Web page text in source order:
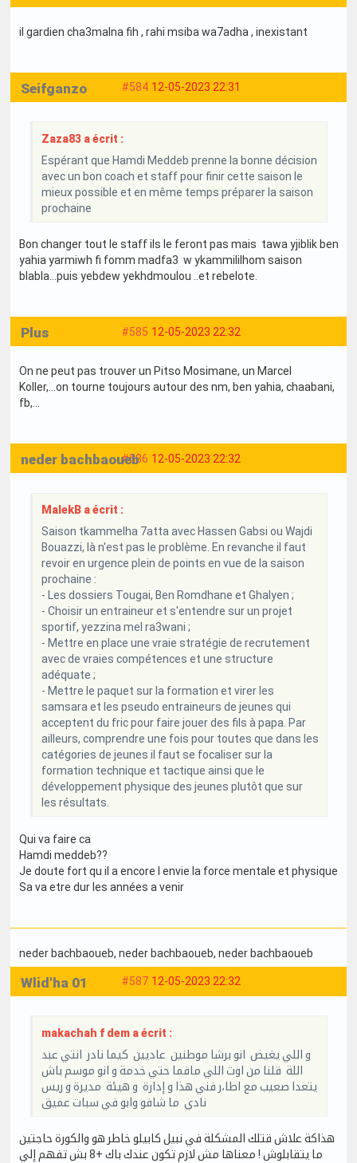
il gardien cha3malna fih , rahi msiba wa7adha , inexistant
#584 12-05-2023 22:31
Seifganzo
Zaza83 a écrit :
Espérant que Hamdi Meddeb prenne la bonne décision
avec un bon coach et staff pour finir cette saison le
mieux possible et en même temps préparer la saison
prochaine
Bon changer tout le staff ils le feront pas mais tawa yjiblik ben
yahia yarmiwh fi fomm madfa3 w ykammililhom saison
blabla...puis yebdew yekhdmoulou ..et rebelote.
#585 12-05-2023 22:32
Plus
On ne peut pas trouver un Pitso Mosimane, un Marcel
Koller,...on tourne toujours autour des nm, ben yahia, chaabani,
fb,...
#586 12-05-2023 22:32
neder bachbaoueb
MalekB a écrit :
Saison tkammelha 7atta avec Hassen Gabsi ou Wajdi
Bouazzi, là n'est pas le problème. En revanche il faut
revoir en urgence plein de points en vue de la saison
prochaine :
- Les dossiers Tougai, Ben Romdhane et Ghalyen ;
- Choisir un entraineur et s'entendre sur un projet
sportif, yezzina mel ra3wani ;
- Mettre en place une vraie stratégie de recrutement
avec de vraies compétences et une structure
adéquate ;
- Mettre le paquet sur la formation et virer les
samsara et les pseudo entraineurs de jeunes qui
acceptent du fric pour faire jouer des fils à papa. Par
ailleurs, comprendre une fois pour toutes que dans les
catégories de jeunes il faut se focaliser sur la
formation technique et tactique ainsi que le
développement physique des jeunes plutôt que sur
les résultats.
Qui va faire ca
Hamdi meddeb??
Je doute fort qu il a encore l envie la force mentale et physique
Sa va etre dur les années a venir
neder bachbaoueb, neder bachbaoueb, neder bachbaoueb
#587 12-05-2023 22:32
Wlid'ha 01
makachah f dem a écrit :
و اللي يغيض انو برشا موطنين عاديين كيما نادر انتي عبد
اللة قلنا من اوت اللي مافما حتي خدمة و انو موسم باش
يتعدا صعيب مع اطا،ر فني هذا و إدارة و هيئة مديرة و ريس
نادي ما شافو وابو في سبات عميق
هذاكة علاش قتلك المشكلة في نبيل كابيلو خاطر هو والكورة حاجتين
ما يتقابلوش ! معناها مش لازم تكون عندك باك +8 بش تفهم إلي